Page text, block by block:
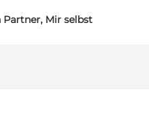
Partner, Mir selbst